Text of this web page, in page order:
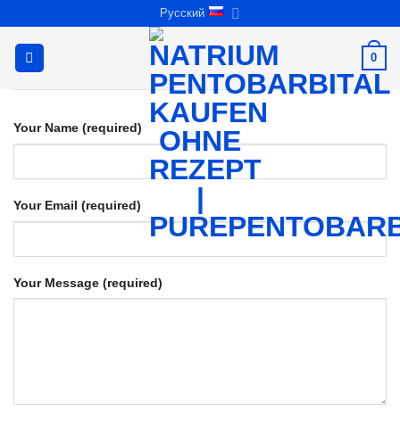
content
Русский
0
Your Name (required)
Your Email (required)
Your Message (required)